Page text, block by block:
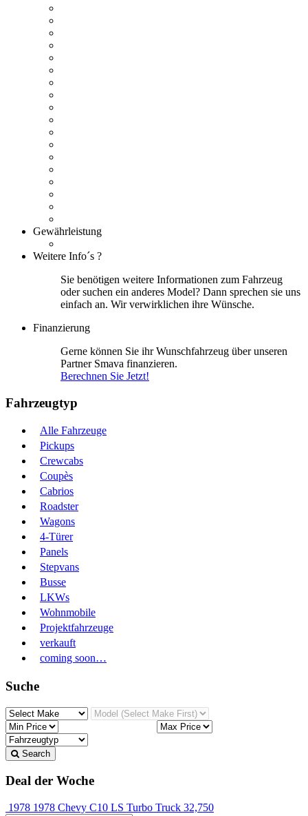
Gewährleistung
Weitere Info´s ?
Sie benötigen weitere Informationen zum Fahrzeug
oder suchen ein anderes Model? Dann sprechen sie uns
einfach an. Wir verwirklichen ihre Wünsche.
Finanzierung
Gerne können Sie ihr Wunschfahrzeug über unseren
Partner Smava finanzieren.
Berechnen Sie Jetzt!
Fahrzeugtyp
Alle Fahrzeuge
Pickups
Crewcabs
Coupès
Cabrios
Roadster
Wagons
4-Türer
Panels
Stepvans
Busse
LKWs
Wohnmobile
Projektfahrzeuge
verkauft
coming soon…
Suche
Search
Deal der Woche
1978 1978 Chevy C10 LS Turbo Truck 32,750